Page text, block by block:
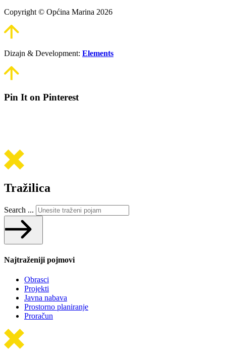
Copyright © Općina Marina 2026
Dizajn & Development: Elements
Pin It on Pinterest
Tražilica
Search ...
Najtraženiji pojmovi
Obrasci
Projekti
Javna nabava
Prostorno planiranje
Proračun